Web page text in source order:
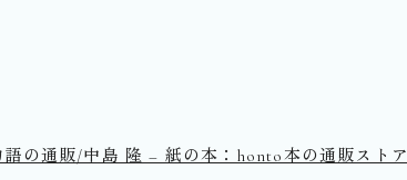
の通販/中島 隆 – 紙の本：honto本の通販ストア